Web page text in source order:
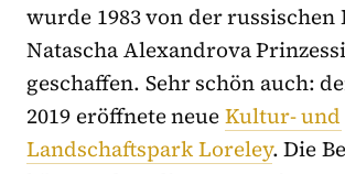
wurde 1983 von der
Natascha Alexandrova
geschaffen. Sehr schön auch:
2019 eröffnete neueKultur- und
Landschaftspark Loreley. Die